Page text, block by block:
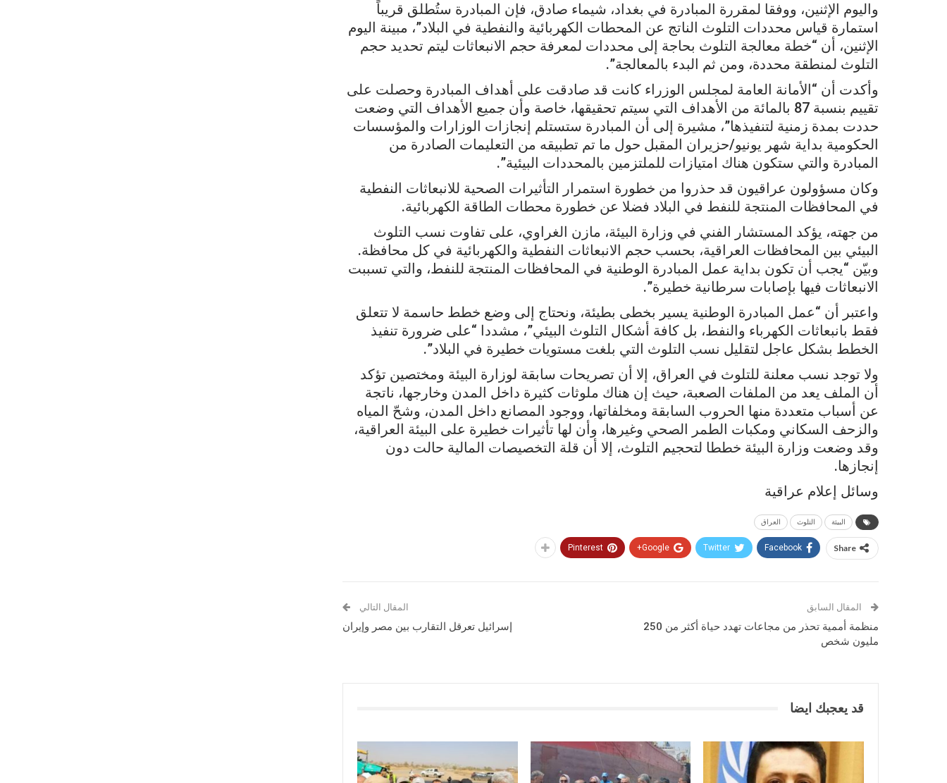
واليوم الإثنين، ووفقا لمقررة المبادرة في بغداد، شيماء صادق، فإن المبادرة ستُطلق قريباً
استمارة قياس محددات التلوث الناتج عن المحطات الكهربائية والنفطية في البلاد”، مبينة اليوم
الإثنين، أن “خطة معالجة التلوث بحاجة إلى محددات لمعرفة حجم الانبعاثات ليتم تحديد حجم
التلوث لمنطقة محددة، ومن ثم البدء بالمعالجة”.
وأكدت أن “الأمانة العامة لمجلس الوزراء كانت قد صادقت على أهداف المبادرة وحصلت على
تقييم بنسبة 87 بالمائة من الأهداف التي سيتم تحقيقها، خاصة وأن جميع الأهداف التي وضعت
حددت بمدة زمنية لتنفيذها”، مشيرة إلى أن المبادرة ستستلم إنجازات الوزارات والمؤسسات
الحكومية بداية شهر يونيو/حزيران المقبل حول ما تم تطبيقه من التعليمات الصادرة من
المبادرة والتي ستكون هناك امتيازات للملتزمين بالمحددات البيئية”.
وكان مسؤولون عراقيون قد حذروا من خطورة استمرار التأثيرات الصحية للانبعاثات النفطية
في المحافظات المنتجة للنفط في البلاد فضلا عن خطورة محطات الطاقة الكهربائية.
من جهته، يؤكد المستشار الفني في وزارة البيئة، مازن الغراوي، على تفاوت نسب التلوث
البيئي بين المحافظات العراقية، بحسب حجم الانبعاثات النفطية والكهربائية في كل محافظة.
وبيّن “يجب أن تكون بداية عمل المبادرة الوطنية في المحافظات المنتجة للنفط، والتي تسببت
الانبعاثات فيها بإصابات سرطانية خطيرة”.
واعتبر أن “عمل المبادرة الوطنية يسير بخطى بطيئة، ونحتاج إلى وضع خطط حاسمة لا تتعلق
فقط بانبعاثات الكهرباء والنفط، بل كافة أشكال التلوث البيئي”، مشددا “على ضرورة تنفيذ
الخطط بشكل عاجل لتقليل نسب التلوث التي بلغت مستويات خطيرة في البلاد”.
ولا توجد نسب معلنة للتلوث في العراق، إلا أن تصريحات سابقة لوزارة البيئة ومختصين تؤكد
أن الملف يعد من الملفات الصعبة، حيث إن هناك ملوثات كثيرة داخل المدن وخارجها، ناتجة
عن أسباب متعددة منها الحروب السابقة ومخلفاتها، ووجود المصانع داخل المدن، وشحّ المياه
والزحف السكاني ومكبات الطمر الصحي وغيرها، وأن لها تأثيرات خطيرة على البيئة العراقية،
وقد وضعت وزارة البيئة خططا لتحجيم التلوث، إلا أن قلة التخصيصات المالية حالت دون
إنجازها.
وسائل إعلام عراقية
البيئة التلوث العراق
Share
Facebook
Twitter
Google+
Pinterest
المقال السابق
منظمة أممية تحذر من مجاعات تهدد حياة أكثر من 250
مليون شخص
المقال التالي
إسرائيل تعرقل التقارب بين مصر وإيران
قد يعجبك ايضا